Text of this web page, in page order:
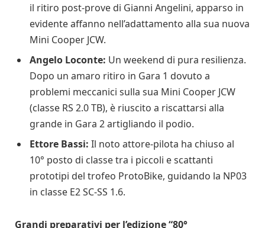
il ritiro post-prove di Gianni Angelini, apparso in
evidente affanno nell’adattamento alla sua nuova
Mini Cooper JCW.
Angelo Loconte: Un weekend di pura resilienza.
Dopo un amaro ritiro in Gara 1 dovuto a
problemi meccanici sulla sua Mini Cooper JCW
(classe RS 2.0 TB), è riuscito a riscattarsi alla
grande in Gara 2 artigliando il podio.
Ettore Bassi: Il noto attore-pilota ha chiuso al
10° posto di classe tra i piccoli e scattanti
prototipi del trofeo ProtoBike, guidando la NP03
in classe E2 SC-SS 1.6.
Grandi preparativi per l’edizione “80°